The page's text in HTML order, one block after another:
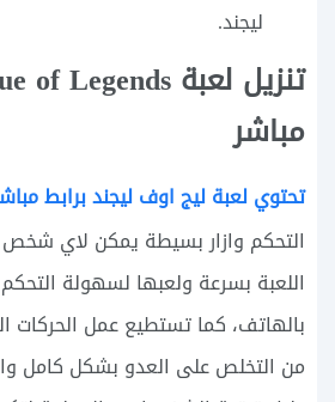
ليجند.
مباشر
تحتوي لعبة ليج اوف ليجند برابط
التحكم وازار بسيطة يمكن لاي
اللعبة بسرعة ولعبها لسهولة
بالهاتف، كما تستطيع عمل الحركات
من التخلص على العدو بشكل كامل